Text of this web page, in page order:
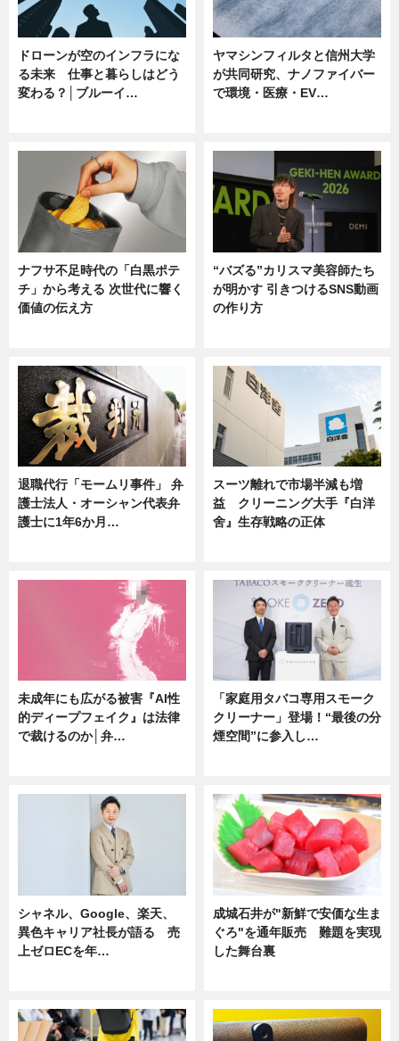
ドローンが空のインフラにな
る未来 仕事と暮らしはどう
変わる？│ブルーイ…
ヤマシンフィルタと信州大学
が共同研究、ナノファイバー
で環境・医療・EV…
ナフサ不足時代の「白黒ポテ
チ」から考える 次世代に響く
価値の伝え方
“バズる”カリスマ美容師たち
が明かす 引きつけるSNS動画
の作り方
退職代行「モームリ事件」 弁
護士法人・オーシャン代表弁
護士に1年6か月…
スーツ離れで市場半減も増
益 クリーニング大手『白洋
舍』生存戦略の正体
未成年にも広がる被害『AI性
的ディープフェイク』は法律
で裁けるのか│弁…
「家庭用タバコ専用スモーク
クリーナー」登場！“最後の分
煙空間”に参入し…
シャネル、Google、楽天、
異色キャリア社長が語る 売
上ゼロECを年…
成城石井が"新鮮で安価な生ま
ぐろ"を通年販売 難題を実現
した舞台裏